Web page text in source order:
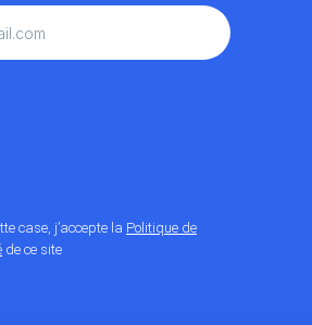
case, j’accepte la Politique de
de ce site